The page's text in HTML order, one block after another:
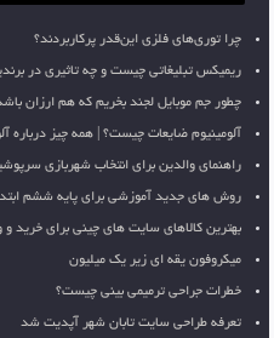
چرا توری‌های فلزی این‌قدر پرکاربردند؟
ریمیکس تبلیغاتی چیست و چه تاثیری در
چطور جم موبایل لجند بخریم که هم ارزان
آلومینیوم ضایعات چیست؟ | همه چیز درباره
راهنمای والدین برای انتخاب شهربازی
روش های جدید آموزشی برای پایه ششم
بهترین کالاهای سایت های چینی برای خرید و
میکروفون یقه ای زیر یک میلیون
خطرات جراحی ترمیمی بینی چیست؟
تعرفه طراحی سایت تابان شهر آپدیت شد